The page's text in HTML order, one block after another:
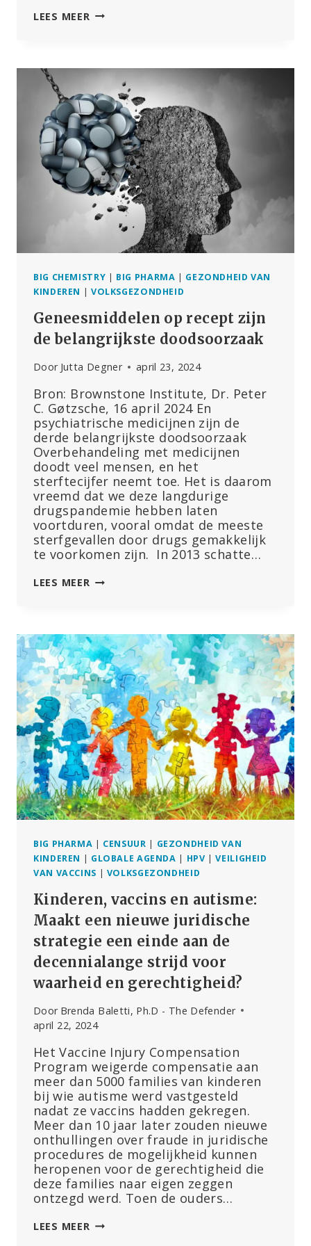
LEES MEER ‘IK
MENSEN
VERMOORDDEN’:
KLOKKENLUIDER
ZEGT
DAT
COVID
ZIEKENHUISPROTOCOLLEN
LEIDDEN
TOT
DE
DOOD
PATIËNTEN
BIG CHEMISTRY | BIG PHARMA | GEZONDHEID VAN
KINDEREN | VOLKSGEZONDHEID
Geneesmiddelen op recept zijn
de belangrijkste doodsoorzaak
Door Jutta Degner april 23, 2024
Bron: Brownstone Institute, Dr. Peter
C. Gøtzsche, 16 april 2024 En
psychiatrische medicijnen zijn de
derde belangrijkste doodsoorzaak
Overbehandeling met medicijnen
doodt veel mensen, en het
sterftecijfer neemt toe. Het is daarom
vreemd dat we deze langdurige
drugspandemie hebben laten
voortduren, vooral omdat de meeste
sterfgevallen door drugs gemakkelijk
te voorkomen zijn. In 2013 schatte…
LEES MEER GENEESMIDDELEN
DE
BELANGRIJKSTE
DOODSOORZAAK
BIG PHARMA | CENSUUR | GEZONDHEID VAN
KINDEREN | GLOBALE AGENDA | HPV |VEILIGHEID
VAN VACCINS | VOLKSGEZONDHEID
Kinderen, vaccins en autisme:
Maakt een nieuwe juridische
strategie een einde aan de
decennialange strijd voor
waarheid en gerechtigheid?
Door Brenda Baletti, Ph.D - The Defender
april 22, 2024
Het Vaccine Injury Compensation
Program weigerde compensatie aan
meer dan 5000 families van kinderen
bij wie autisme werd vastgesteld
nadat ze vaccins hadden gekregen.
Meer dan 10 jaar later zouden nieuwe
onthullingen over fraude in juridische
procedures de mogelijkheid kunnen
heropenen voor de gerechtigheid die
deze families naar eigen zeggen
ontzegd werd. Toen de ouders…
LEES MEER KINDEREN,